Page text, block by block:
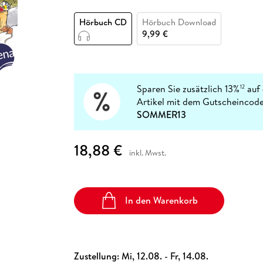
Taschenbücher
Lernhilfen
Science Fiction
Fremdsprachige Bücher
STABILO
Hörbuch CD
Hörbuch Download
9,99 €
Sparen Sie zusätzlich 13%12 auf
Artikel mit dem
SOMMER13
18,88 € inkl. Mwst.
In den Warenkorb
Zustellung:Mi, 12.08. - Fr, 14.08.